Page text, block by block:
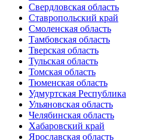
Свердловская область
Ставропольский край
Смоленская область
Тамбовская область
Тверская область
Тульская область
Томская область
Тюменская область
Удмуртская Республика
Ульяновская область
Челябинская область
Хабаровский край
Ярославская область